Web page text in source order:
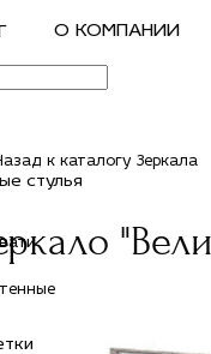
О КОМПАНИИ
стулья
к каталогу Зеркала